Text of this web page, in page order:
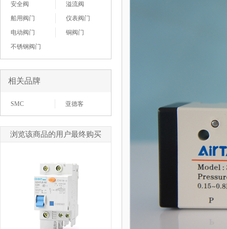
安全阀
溢流阀
船用阀门
仪表阀门
电动阀门
铜阀门
不锈钢阀门
相关品牌
SMC 亚德客
浏览该商品的用户最终购买